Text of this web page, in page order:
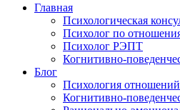
Главная
Психологическая
Психолог по
Психолог РЭПТ
Когнитивно-
Блог
Психология отношений
Когнитивно-